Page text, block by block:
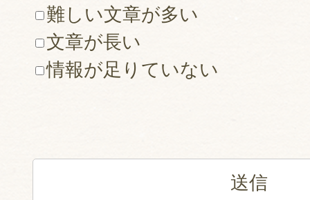
難しい文章が多い
文章が長い
情報が足りていない